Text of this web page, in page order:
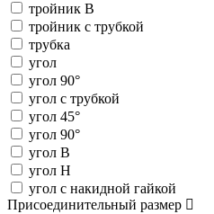
тройник В
тройник с трубкой
трубка
угол
угол 90°
угол с трубкой
угол 45°
угол 90°
угол В
угол Н
угол с накидной гайкой
Присоединительный размер